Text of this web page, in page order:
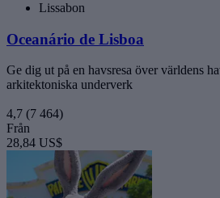
Lissabon
Oceanário de Lisboa
Ge dig ut på en havsresa över världens
arkitektoniska underverk
4,7 (7 464)
Från
28,84 US$